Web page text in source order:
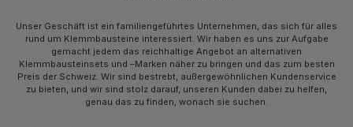
Unser Geschäft ist ein familiengeführtes Unternehmen, das sich für alles
rund um Klemmbausteine interessiert. Wir haben es uns zur Aufgabe
gemacht jedem das reichhaltige Angebot an alternativen
Klemmbausteinsets und –Marken näher zu bringen und das zum besten
Preis der Schweiz. Wir sind bestrebt, außergewöhnlichen Kundenservice
zu bieten, und wir sind stolz darauf, unseren Kunden dabei zu helfen,
genau das zu finden, wonach sie suchen.